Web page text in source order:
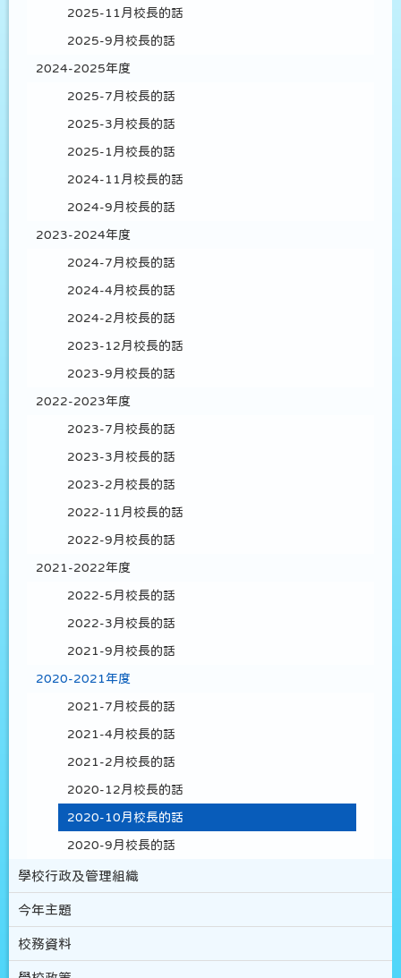
2025-11月校長的話
2025-9月校長的話
2024-2025年度
2025-7月校長的話
2025-3月校長的話
2025-1月校長的話
2024-11月校長的話
2024-9月校長的話
2023-2024年度
2024-7月校長的話
2024-4月校長的話
2024-2月校長的話
2023-12月校長的話
2023-9月校長的話
2022-2023年度
2023-7月校長的話
2023-3月校長的話
2023-2月校長的話
2022-11月校長的話
2022-9月校長的話
2021-2022年度
2022-5月校長的話
2022-3月校長的話
2021-9月校長的話
2020-2021年度
2021-7月校長的話
2021-4月校長的話
2021-2月校長的話
2020-12月校長的話
2020-10月校長的話
2020-9月校長的話
學校行政及管理組織
今年主題
校務資料